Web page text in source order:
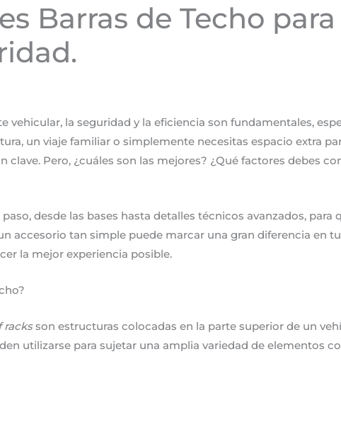
Barras de Techo
vehicular, la seguridad y la eficiencia son fundamentales,
un viaje familiar o simplemente necesitas espacio extra
clave. Pero, ¿cuáles son las mejores? ¿Qué factores debes
desde las bases hasta detalles técnicos avanzados,
accesorio tan simple puede marcar una gran diferencia en
la mejor experiencia posible.
racksson estructuras colocadas en la parte superior de un
utilizarse para sujetar una amplia variedad de elementos